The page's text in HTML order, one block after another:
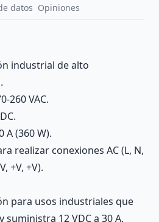
datos Opiniones
industrial de alto
260 VAC.
A (360 W).
realizar conexiones AC (L, N,
+V, +V).
para usos industriales que
suministra 12 VDC a 30 A.